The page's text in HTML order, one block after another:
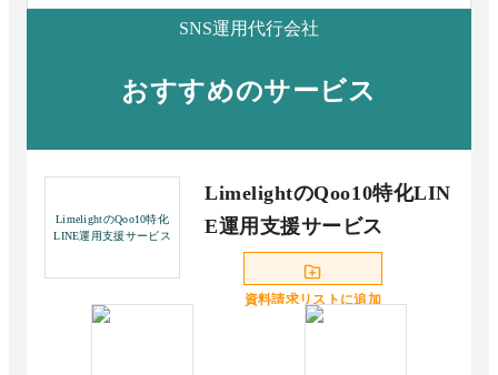
SNS運用代行会社
おすすめのサービス
LimelightのQoo10特化
LINE運用支援サービス
LimelightのQoo10特化LIN
E運用支援サービス
資料請求リストに追加